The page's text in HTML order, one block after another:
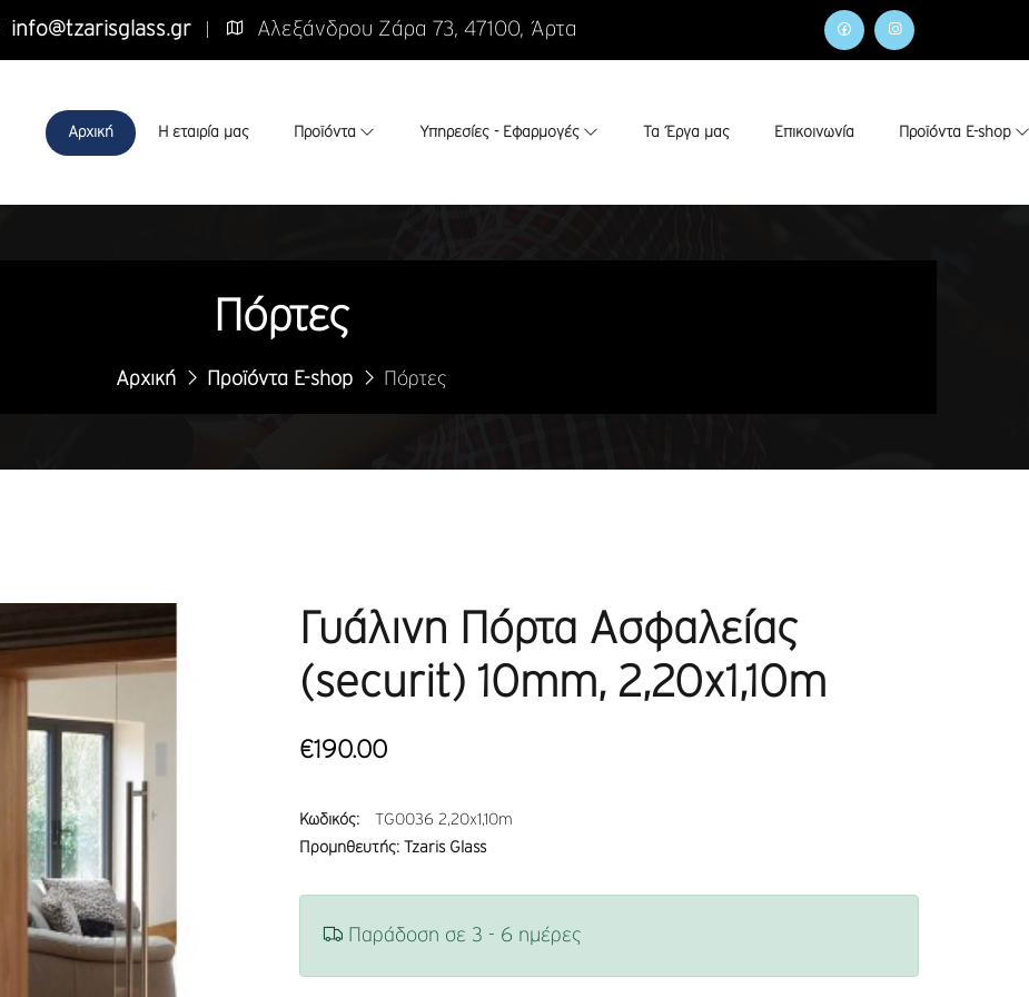
info@tzarisglass.gr Αλεξάνδρου Ζάρα 73, 47100, Άρτα
Αρχική Η εταιρία μας Προϊόντα Υπηρεσίες - Εφαρμογές Τα Έργα μας Επικοινωνία Προϊόντα E-shop
Πόρτες
Αρχική Προϊόντα E-shop Πόρτες
Γυάλινη Πόρτα Ασφαλείας
(securit) 10mm, 2,20x1,10m
€190.00
Κωδικός:
TG0036 2,20x1,10m
Προμηθευτής: Tzaris Glass
Παράδοση σε 3 - 6 ημέρες